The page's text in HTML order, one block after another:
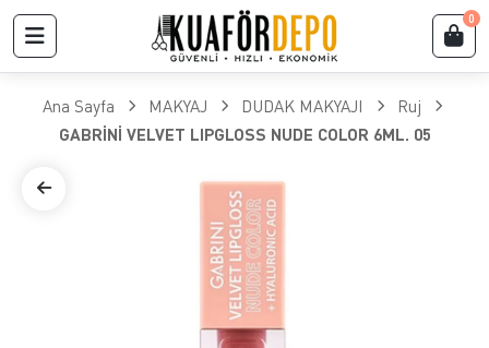
0
Ana Sayfa MAKYAJ DUDAK MAKYAJI
Ruj
GABRİNİ VELVET LIPGLOSS NUDE COLOR 6ML. 05